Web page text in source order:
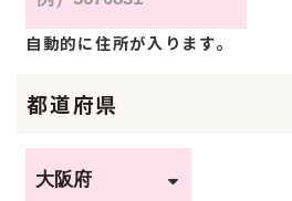
自動的に住所が入ります。
都道府県